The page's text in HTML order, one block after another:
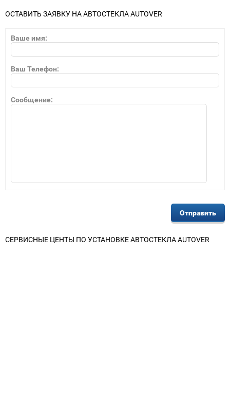
ОСТАВИТЬ ЗАЯВКУ НА АВТОСТЕКЛА AUTOVER
Ваше имя:
Ваш Телефон:
Сообщение:
СЕРВИСНЫЕ ЦЕНТЫ ПО УСТАНОВКЕ АВТОСТЕКЛА AUTOVER